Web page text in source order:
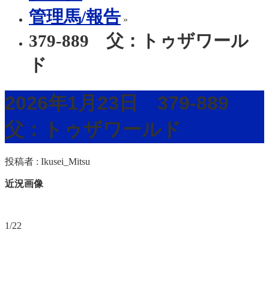
管理馬/報告 »
379-889 父：トゥザワール
ド
2026年1月23日 379-889
父：トゥザワールド
投稿者 : Ikusei_Mitsu
近況画像
1/22